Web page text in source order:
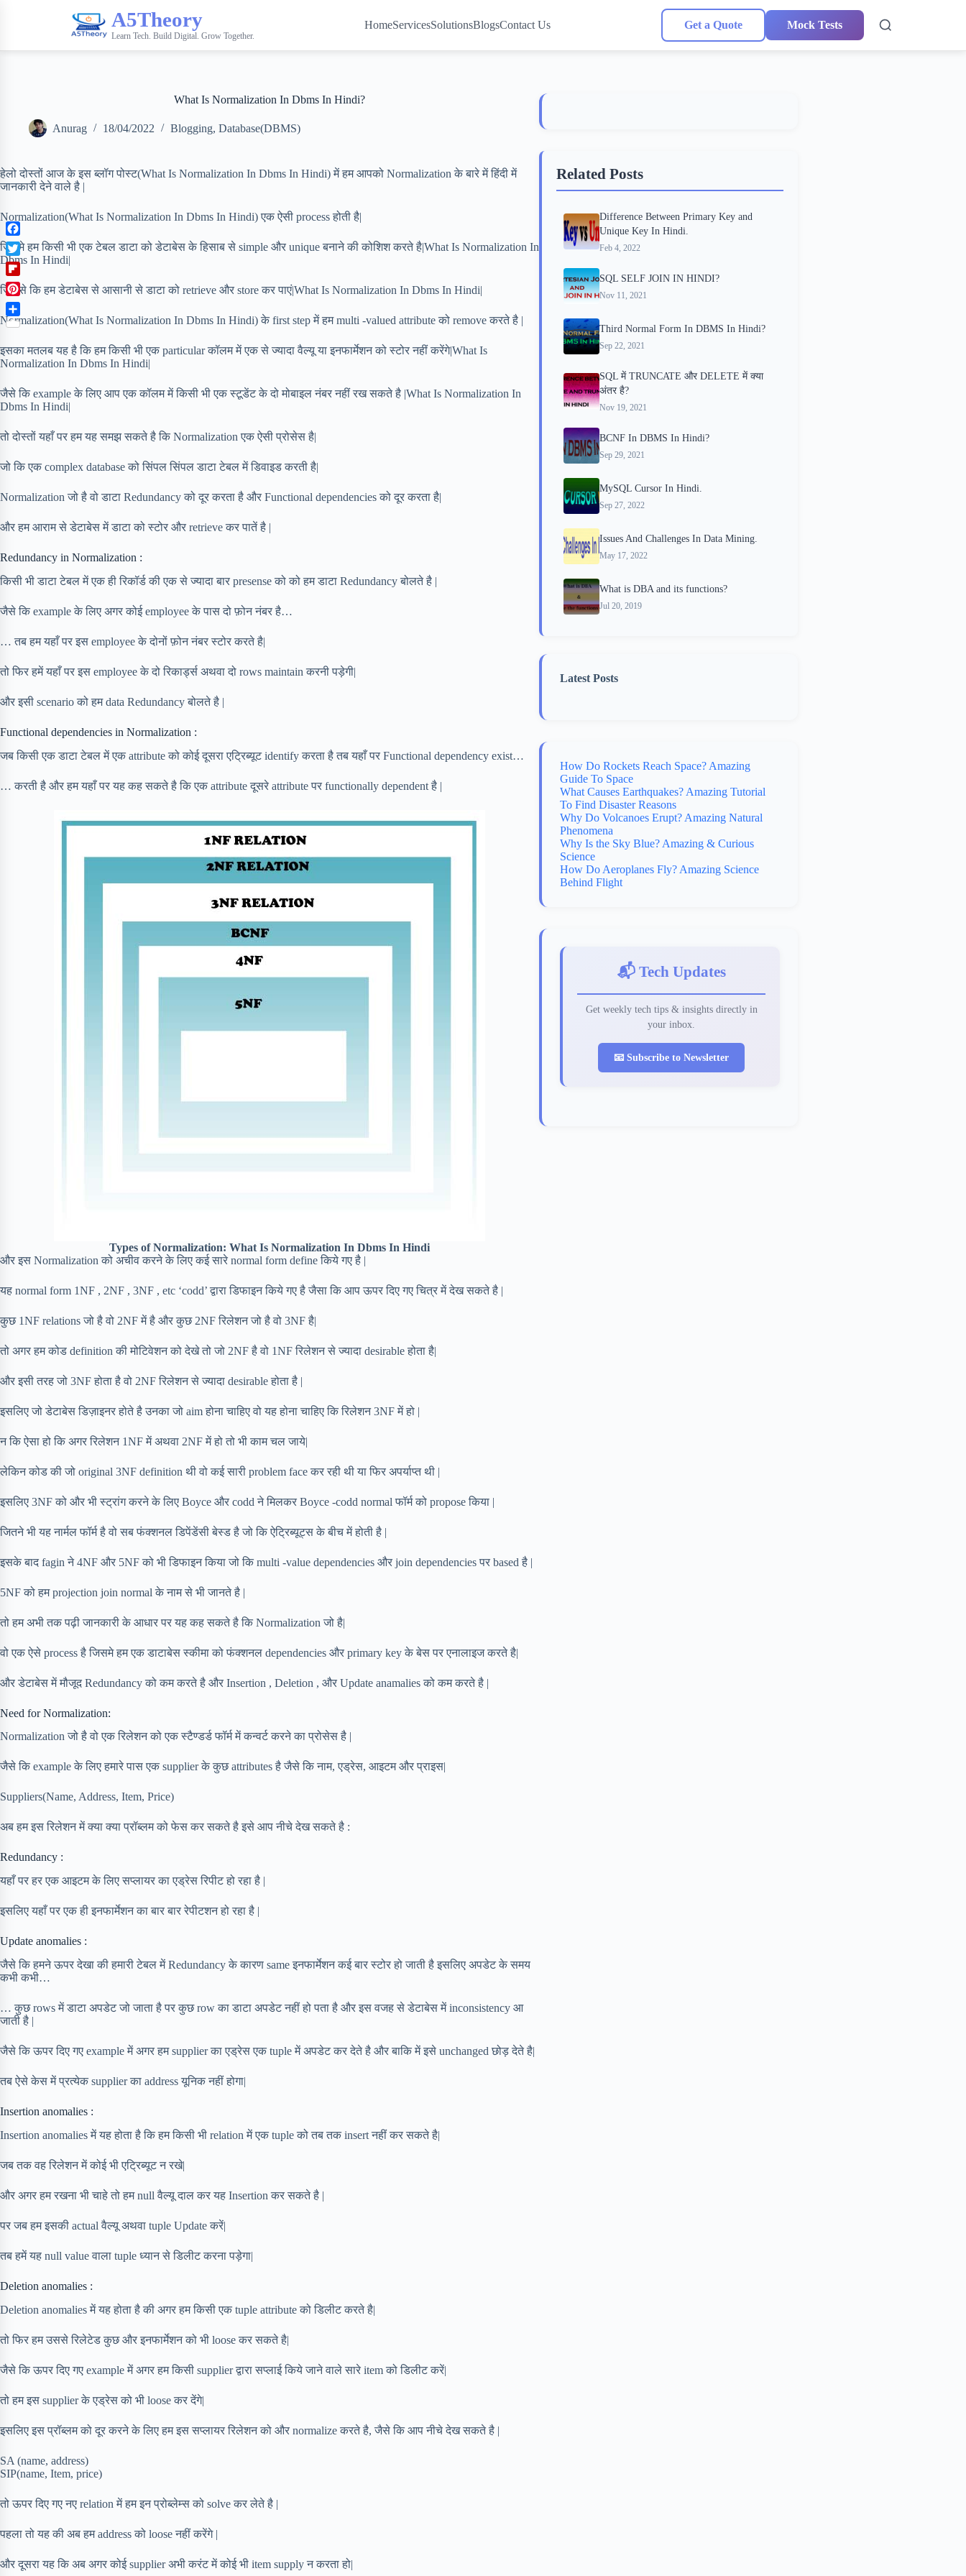
A5Theory
Learn Tech. Build Digital. Grow Together.
HomeServicesSolutionsBlogsContact Us Get a Quote Mock Tests
What Is Normalization In Dbms In Hindi?
Anurag 18/04/2022 Blogging, Database(DBMS)
हेलो दोस्तों आज के इस ब्लॉग पोस्ट(What Is Normalization In Dbms In Hindi) में हम आपको Normalization के बारे में हिंदी में
जानकारी देने वाले है |
Normalization(What Is Normalization In Dbms In Hindi) एक ऐसी process होती है|
जिसमे हम किसी भी एक टेबल डाटा को डेटाबेस के हिसाब से simple और unique बनाने की कोशिश करते है|What Is Normalization In
Dbms In Hindi|
जिससे कि हम डेटाबेस से आसानी से डाटा को retrieve और store कर पाएं|What Is Normalization In Dbms In Hindi|
Normalization(What Is Normalization In Dbms In Hindi) के first step में हम multi -valued attribute को remove करते है |
इसका मतलब यह है कि हम किसी भी एक particular कॉलम में एक से ज्यादा वैल्यू या इनफार्मेशन को स्टोर नहीं करेंगे|What Is
Normalization In Dbms In Hindi|
जैसे कि example के लिए आप एक कॉलम में किसी भी एक स्टूडेंट के दो मोबाइल नंबर नहीं रख सकते है |What Is Normalization In
Dbms In Hindi|
तो दोस्तों यहाँ पर हम यह समझ सकते है कि Normalization एक ऐसी प्रोसेस है|
जो कि एक complex database को सिंपल सिंपल डाटा टेबल में डिवाइड करती है|
Normalization जो है वो डाटा Redundancy को दूर करता है और Functional dependencies को दूर करता है|
और हम आराम से डेटाबेस में डाटा को स्टोर और retrieve कर पातें है |
Redundancy in Normalization :
किसी भी डाटा टेबल में एक ही रिकॉर्ड की एक से ज्यादा बार presense को को हम डाटा Redundancy बोलते है |
जैसे कि example के लिए अगर कोई employee के पास दो फ़ोन नंबर है…
… तब हम यहाँ पर इस employee के दोनों फ़ोन नंबर स्टोर करते है|
तो फिर हमें यहाँ पर इस employee के दो रिकार्ड्स अथवा दो rows maintain करनी पड़ेगी|
और इसी scenario को हम data Redundancy बोलते है |
Functional dependencies in Normalization :
जब किसी एक डाटा टेबल में एक attribute को कोई दूसरा एट्रिब्यूट identify करता है तब यहाँ पर Functional dependency exist…
… करती है और हम यहाँ पर यह कह सकते है कि एक attribute दूसरे attribute पर functionally dependent है |
Types of Normalization: What Is Normalization In Dbms In Hindi
और इस Normalization को अचीव करने के लिए कई सारे normal form define किये गए है |
यह normal form 1NF , 2NF , 3NF , etc ‘codd’ द्वारा डिफाइन किये गए है जैसा कि आप ऊपर दिए गए चित्र में देख सकते है |
कुछ 1NF relations जो है वो 2NF में है और कुछ 2NF रिलेशन जो है वो 3NF है|
तो अगर हम कोड definition की मोटिवेशन को देखे तो जो 2NF है वो 1NF रिलेशन से ज्यादा desirable होता है|
और इसी तरह जो 3NF होता है वो 2NF रिलेशन से ज्यादा desirable होता है |
इसलिए जो डेटाबेस डिज़ाइनर होते है उनका जो aim होना चाहिए वो यह होना चाहिए कि रिलेशन 3NF में हो |
न कि ऐसा हो कि अगर रिलेशन 1NF में अथवा 2NF में हो तो भी काम चल जाये|
लेकिन कोड की जो original 3NF definition थी वो कई सारी problem face कर रही थी या फिर अपर्याप्त थी |
इसलिए 3NF को और भी स्ट्रांग करने के लिए Boyce और codd ने मिलकर Boyce -codd normal फॉर्म को propose किया |
जितने भी यह नार्मल फॉर्म है वो सब फंक्शनल डिपेंडेंसी बेस्ड है जो कि ऐट्रिब्यूट्स के बीच में होती है |
इसके बाद fagin ने 4NF और 5NF को भी डिफाइन किया जो कि multi -value dependencies और join dependencies पर based है |
5NF को हम projection join normal के नाम से भी जानते है |
तो हम अभी तक पढ़ी जानकारी के आधार पर यह कह सकते है कि Normalization जो है|
वो एक ऐसे process है जिसमे हम एक डाटाबेस स्कीमा को फंक्शनल dependencies और primary key के बेस पर एनालाइज करते है|
और डेटाबेस में मौजूद Redundancy को कम करते है और Insertion , Deletion , और Update anamalies को कम करते है |
Need for Normalization:
Normalization जो है वो एक रिलेशन को एक स्टैण्डर्ड फॉर्म में कन्वर्ट करने का प्रोसेस है |
जैसे कि example के लिए हमारे पास एक supplier के कुछ attributes है जैसे कि नाम, एड्रेस, आइटम और प्राइस|
Suppliers(Name, Address, Item, Price)
अब हम इस रिलेशन में क्या क्या प्रॉब्लम को फेस कर सकते है इसे आप नीचे देख सकते है :
Redundancy :
यहाँ पर हर एक आइटम के लिए सप्लायर का एड्रेस रिपीट हो रहा है |
इसलिए यहाँ पर एक ही इनफार्मेशन का बार बार रेपीटशन हो रहा है |
Update anomalies :
जैसे कि हमने ऊपर देखा की हमारी टेबल में Redundancy के कारण same इनफार्मेशन कई बार स्टोर हो जाती है इसलिए अपडेट के समय
कभी कभी…
… कुछ rows में डाटा अपडेट जो जाता है पर कुछ row का डाटा अपडेट नहीं हो पता है और इस वजह से डेटाबेस में inconsistency आ
जाती है |
जैसे कि ऊपर दिए गए example में अगर हम supplier का एड्रेस एक tuple में अपडेट कर देते है और बाकि में इसे unchanged छोड़ देते है|
तब ऐसे केस में प्रत्येक supplier का address यूनिक नहीं होगा|
Insertion anomalies :
Insertion anomalies में यह होता है कि हम किसी भी relation में एक tuple को तब तक insert नहीं कर सकते है|
जब तक वह रिलेशन में कोई भी एट्रिब्यूट न रखे|
और अगर हम रखना भी चाहे तो हम null वैल्यू दाल कर यह Insertion कर सकते है |
पर जब हम इसकी actual वैल्यू अथवा tuple Update करें|
तब हमें यह null value वाला tuple ध्यान से डिलीट करना पड़ेगा|
Deletion anomalies :
Deletion anomalies में यह होता है की अगर हम किसी एक tuple attribute को डिलीट करते है|
तो फिर हम उससे रिलेटेड कुछ और इनफार्मेशन को भी loose कर सकते है|
जैसे कि ऊपर दिए गए example में अगर हम किसी supplier द्वारा सप्लाई किये जाने वाले सारे item को डिलीट करें|
तो हम इस supplier के एड्रेस को भी loose कर देंगे|
इसलिए इस प्रॉब्लम को दूर करने के लिए हम इस सप्लायर रिलेशन को और normalize करते है, जैसे कि आप नीचे देख सकते है |
SA (name, address)
SIP(name, Item, price)
तो ऊपर दिए गए नए relation में हम इन प्रोब्लेम्स को solve कर लेते है |
पहला तो यह की अब हम address को loose नहीं करेंगे |
और दूसरा यह कि अब अगर कोई supplier अभी करंट में कोई भी item supply न करता हो|
Related Posts
Difference Between Primary Key and
Unique Key In Hindi.
Feb 4, 2022
SQL SELF JOIN IN HINDI?
Nov 11, 2021
Third Normal Form In DBMS In Hindi?
Sep 22, 2021
SQL में TRUNCATE और DELETE में क्या
अंतर है?
Nov 19, 2021
BCNF In DBMS In Hindi?
Sep 29, 2021
MySQL Cursor In Hindi.
Sep 27, 2022
Issues And Challenges In Data Mining.
May 17, 2022
What is DBA and its functions?
Jul 20, 2019
Latest Posts
How Do Rockets Reach Space? Amazing
Guide To Space
What Causes Earthquakes? Amazing Tutorial
To Find Disaster Reasons
Why Do Volcanoes Erupt? Amazing Natural
Phenomena
Why Is the Sky Blue? Amazing & Curious
Science
How Do Aeroplanes Fly? Amazing Science
Behind Flight
📬 Tech Updates
Get weekly tech tips & insights directly in
your inbox.
📧 Subscribe to Newsletter
F
a
c
e
b
o
o
T
w
i
t
t
r
F
l
p
o
a
d
P
i
n
t
e
e
s
S
a
r